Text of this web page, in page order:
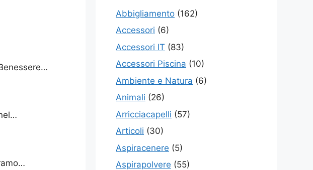
Abbigliamento (162)
Accessori (6)
Accessori IT (83)
Accessori Piscina (10)
Ambiente e Natura (6)
Animali (26)
Arricciacapelli (57)
Articoli (30)
Aspiracenere (5)
Aspirapolvere (55)